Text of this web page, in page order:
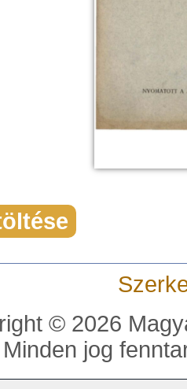
© 2026
Minden jog